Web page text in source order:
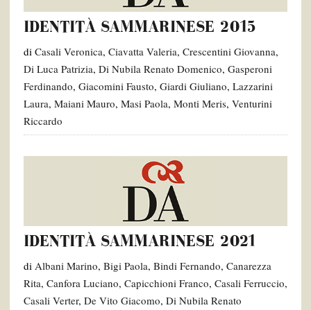
IDENTITÀ SAMMARINESE 2015
di Casali Veronica, Ciavatta Valeria, Crescentini Giovanna,
Di Luca Patrizia, Di Nubila Renato Domenico, Gasperoni
Ferdinando, Giacomini Fausto, Giardi Giuliano, Lazzarini
Laura, Maiani Mauro, Masi Paola, Monti Meris, Venturini
Riccardo
IDENTITÀ SAMMARINESE 2021
di Albani Marino, Bigi Paola, Bindi Fernando, Canarezza
Rita, Canfora Luciano, Capicchioni Franco, Casali Ferruccio,
Casali Verter, De Vito Giacomo, Di Nubila Renato